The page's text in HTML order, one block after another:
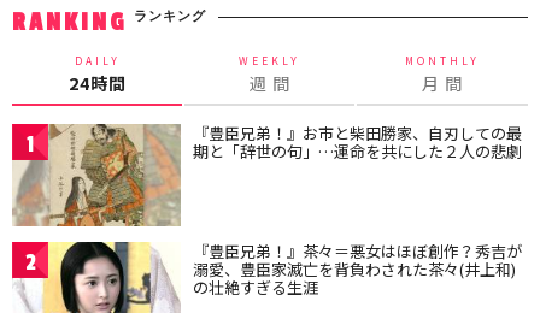
RANKING ランキング
DAILY
24時間
WEEKLY
週 間
MONTHLY
月 間
1 『豊臣兄弟！』お市と柴田勝家、自刃しての最
期と「辞世の句」…運命を共にした２人の悲劇
2 『豊臣兄弟！』茶々＝悪女はほぼ創作？秀吉が
溺愛、豊臣家滅亡を背負わされた茶々(井上和)
の壮絶すぎる生涯